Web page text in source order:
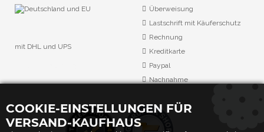
mit DHL und UPS
Überweisung
Lastschrift mit Käuferschutz
Rechnung
Kreditkarte
Paypal
Nachnahme
COOKIE-EINSTELLUNGEN FÜR
VERSAND-KAUFHAUS